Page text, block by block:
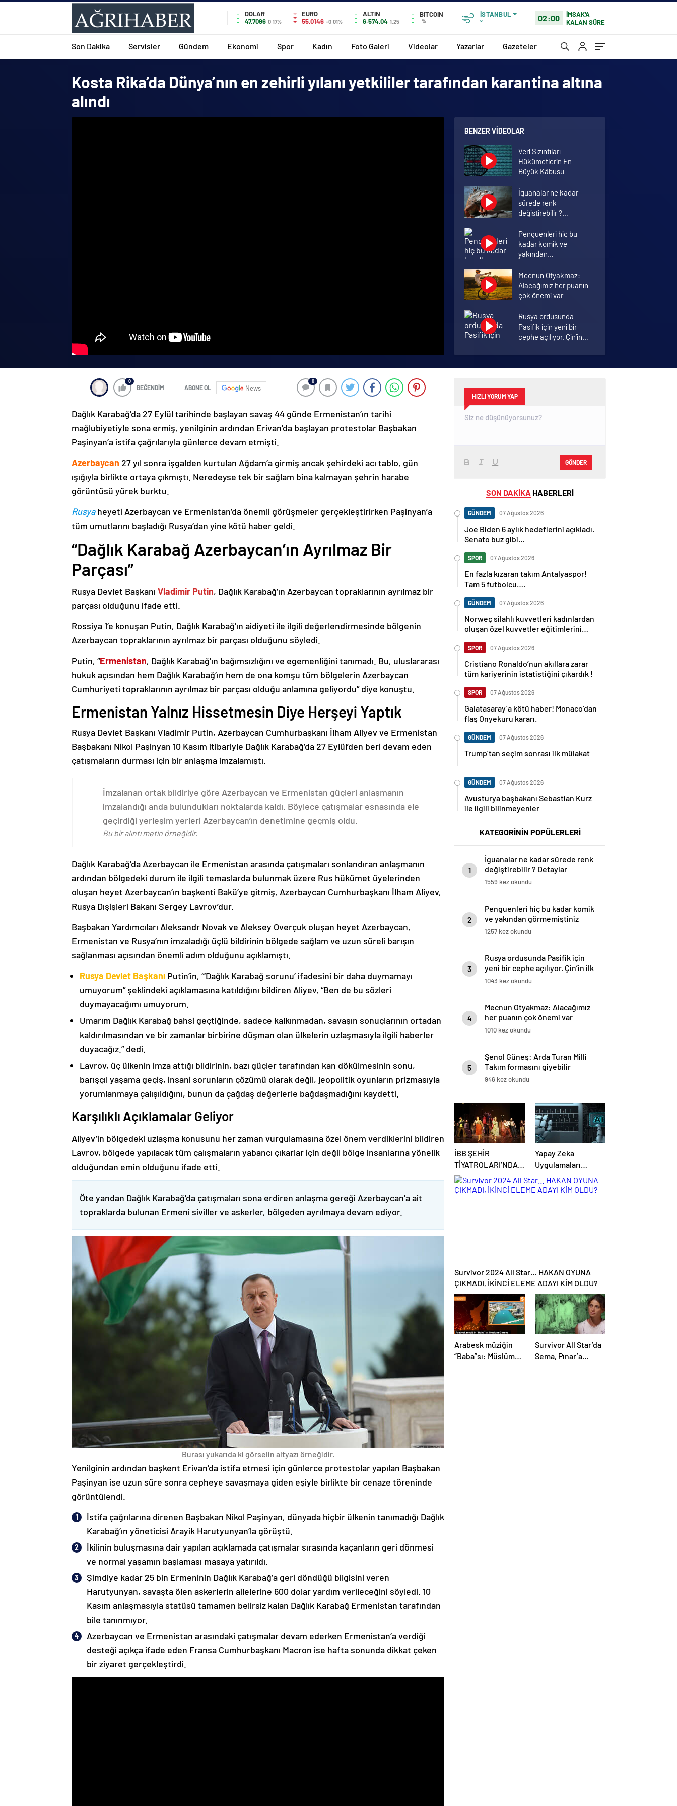
DOLAR
47,7096 0.17%
EURO
55,0146 -0.01%
ALTIN
6.574,04 1,25
BITCOIN
%
İSTANBUL
°
02:00
İMSAK'A
KALAN SÜRE
Son Dakika Servisler Gündem Ekonomi Spor Kadın Foto Galeri Videolar Yazarlar Gazeteler
Kosta Rika’da Dünya’nın en zehirli yılanı yetkililer tarafından karantina altına
alındı
BENZER VIDEOLAR
Veri Sızıntıları
Hükümetlerin En
Büyük Kâbusu
İguanalar ne kadar
sürede renk
değiştirebilir ?
Penguenleri hiç bu
kadar komik ve
yakından
Mecnun Otyakmaz:
Alacağımız her puanın
çok önemi var
Rusya ordusunda
Pasifik için yeni bir
cephe açılıyor. Çin’in
Şenol Güneş: Arda
Turan Milli Takım
0
BEĞENDİM ABONE OL News
0
Dağlık Karabağ’da 27 Eylül tarihinde başlayan savaş 44 günde Ermenistan’ın tarihi
mağlubiyetiyle sona ermiş, yenilginin ardından Erivan’da başlayan protestolar Başbakan
Paşinyan’a istifa çağrılarıyla günlerce devam etmişti.
Azerbaycan 27 yıl sonra işgalden kurtulan Ağdam’a girmiş ancak şehirdeki acı tablo, gün
ışığıyla birlikte ortaya çıkmıştı. Neredeyse tek bir sağlam bina kalmayan şehrin harabe
görüntüsü yürek burktu.
Rusyaheyeti Azerbaycan ve Ermenistan’da önemli görüşmeler gerçekleştirirken Paşinyan’a
tüm umutlarını başladığı Rusya’dan yine kötü haber geldi.
“Dağlık Karabağ Azerbaycan’ın Ayrılmaz Bir
Parçası”
Rusya Devlet Başkanı Vladimir Putin, Dağlık Karabağ’ın Azerbaycan topraklarının ayrılmaz bir
parçası olduğunu ifade etti.
Rossiya 1’e konuşan Putin, Dağlık Karabağ’ın aidiyeti ile ilgili değerlendirmesinde bölgenin
Azerbaycan topraklarının ayrılmaz bir parçası olduğunu söyledi.
Putin, “Ermenistan, Dağlık Karabağ’ın bağımsızlığını ve egemenliğini tanımadı. Bu, uluslararası
hukuk açısından hem Dağlık Karabağ’ın hem de ona komşu tüm bölgelerin Azerbaycan
Cumhuriyeti topraklarının ayrılmaz bir parçası olduğu anlamına geliyordu” diye konuştu.
Ermenistan Yalnız Hissetmesin Diye Herşeyi Yaptık
Rusya Devlet Başkanı Vladimir Putin, Azerbaycan Cumhurbaşkanı İlham Aliyev ve Ermenistan
Başbakanı Nikol Paşinyan 10 Kasım itibariyle Dağlık Karabağ’da 27 Eylül’den beri devam eden
çatışmaların durması için bir anlaşma imzalamıştı.
İmzalanan ortak bildiriye göre Azerbaycan ve Ermenistan güçleri anlaşmanın
imzalandığı anda bulundukları noktalarda kaldı. Böylece çatışmalar esnasında ele
geçirdiği yerleşim yerleri Azerbaycan’ın denetimine geçmiş oldu.
Bu bir alıntı metin örneğidir.
Dağlık Karabağ’da Azerbaycan ile Ermenistan arasında çatışmaları sonlandıran anlaşmanın
ardından bölgedeki durum ile ilgili temaslarda bulunmak üzere Rus hükümet üyelerinden
oluşan heyet Azerbaycan’ın başkenti Bakü’ye gitmiş, Azerbaycan Cumhurbaşkanı İlham Aliyev,
Rusya Dışişleri Bakanı Sergey Lavrov’dur.
Başbakan Yardımcıları Aleksandr Novak ve Aleksey Overçuk oluşan heyet Azerbaycan,
Ermenistan ve Rusya’nın imzaladığı üçlü bildirinin bölgede sağlam ve uzun süreli barışın
sağlanması açısından önemli adım olduğunu açıklamıştı.
Rusya Devlet Başkanı Putin’in, “‘Dağlık Karabağ sorunu’ ifadesini bir daha duymamayı
umuyorum” şeklindeki açıklamasına katıldığını bildiren Aliyev, “Ben de bu sözleri
duymayacağımı umuyorum.
Umarım Dağlık Karabağ bahsi geçtiğinde, sadece kalkınmadan, savaşın sonuçlarının ortadan
kaldırılmasından ve bir zamanlar birbirine düşman olan ülkelerin uzlaşmasıyla ilgili haberler
duyacağız.” dedi.
Lavrov, üç ülkenin imza attığı bildirinin, bazı güçler tarafından kan dökülmesinin sonu,
barışçıl yaşama geçiş, insani sorunların çözümü olarak değil, jeopolitik oyunların prizmasıyla
yorumlanmaya çalışıldığını, bunun da çağdaş değerlerle bağdaşmadığını kaydetti.
Karşılıklı Açıklamalar Geliyor
Aliyev’in bölgedeki uzlaşma konusunu her zaman vurgulamasına özel önem verdiklerini bildiren
Lavrov, bölgede yapılacak tüm çalışmaların yabancı çıkarlar için değil bölge insanlarına yönelik
olduğundan emin olduğunu ifade etti.
Öte yandan Dağlık Karabağ’da çatışmaları sona erdiren anlaşma gereği Azerbaycan’a ait
topraklarda bulunan Ermeni siviller ve askerler, bölgeden ayrılmaya devam ediyor.
Burası yukarıda ki görselin altyazı örneğidir.
Yenilginin ardından başkent Erivan’da istifa etmesi için günlerce protestolar yapılan Başbakan
Paşinyan ise uzun süre sonra cepheye savaşmaya giden eşiyle birlikte bir cenaze töreninde
görüntülendi.
İstifa çağrılarına direnen Başbakan Nikol Paşinyan, dünyada hiçbir ülkenin tanımadığı Dağlık
Karabağ’ın yöneticisi Arayik Harutyunyan’la görüştü.
İkilinin buluşmasına dair yapılan açıklamada çatışmalar sırasında kaçanların geri dönmesi
ve normal yaşamın başlaması masaya yatırıldı.
Şimdiye kadar 25 bin Ermeninin Dağlık Karabağ’a geri döndüğü bilgisini veren
Harutyunyan, savaşta ölen askerlerin ailelerine 600 dolar yardım verileceğini söyledi. 10
Kasım anlaşmasıyla statüsü tamamen belirsiz kalan Dağlık Karabağ Ermenistan tarafından
bile tanınmıyor.
Azerbaycan ve Ermenistan arasındaki çatışmalar devam ederken Ermenistan’a verdiği
desteği açıkça ifade eden Fransa Cumhurbaşkanı Macron ise hafta sonunda dikkat çeken
bir ziyaret gerçekleştirdi.
HIZLI YORUM YAP
GÖNDER
SON DAKİKA HABERLERİ
GÜNDEM 07 Ağustos 2026
Joe Biden 6 aylık hedeflerini açıkladı.
Senato buz gibi…
SPOR 07 Ağustos 2026
En fazla kızaran takım Antalyaspor!
Tam 5 futbolcu….
GÜNDEM 07 Ağustos 2026
Norweç silahlı kuvvetleri kadınlardan
oluşan özel kuvvetler eğitimlerini
SPOR 07 Ağustos 2026
Cristiano Ronaldo’nun akıllara zarar
tüm kariyerinin istatistiğini çıkardık !
SPOR 07 Ağustos 2026
Galatasaray’a kötü haber! Monaco’dan
flaş Onyekuru kararı.
GÜNDEM 07 Ağustos 2026
Trump’tan seçim sonrası ilk mülakat
GÜNDEM 07 Ağustos 2026
Avusturya başbakanı Sebastian Kurz
ile ilgili bilinmeyenler
KATEGORİNİN POPÜLERLERİ
1
İguanalar ne kadar sürede renk
değiştirebilir ? Detaylar
burada…
1559 kez okundu
2
Penguenleri hiç bu kadar komik
ve yakından görmemiştiniz
1257 kez okundu
3
Rusya ordusunda Pasifik için
yeni bir cephe açılıyor. Çin’in ilk
tepkisi!
1043 kez okundu
4
Mecnun Otyakmaz: Alacağımız
her puanın çok önemi var
1010 kez okundu
5
Şenol Güneş: Arda Turan Milli
Takım formasını giyebilir
946 kez okundu
İBB ŞEHİR
TİYATROLARI’NDA
BU HAFTA!
Yapay Zeka
Uygulamaları
Hayatımızın Önemli
Bir Parçası Haline
Survivor 2024 All Star… HAKAN OYUNA
ÇIKMADI, İKİNCİ ELEME ADAYI KİM OLDU?
Arabesk müziğin
“Baba”sı: Müslüm
Survivor All Star’da
Sema, Pınar’a